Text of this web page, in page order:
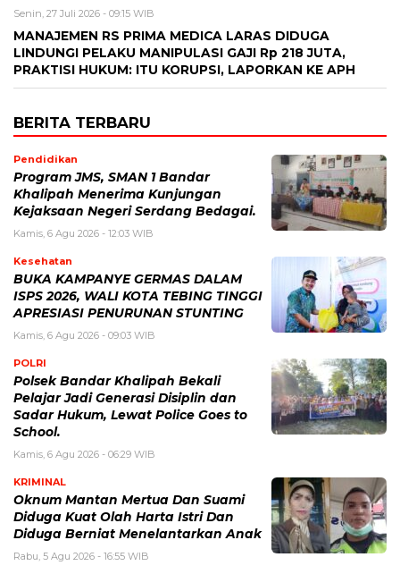
Senin, 27 Juli 2026 - 09:15 WIB
MANAJEMEN RS PRIMA MEDICA LARAS DIDUGA
LINDUNGI PELAKU MANIPULASI GAJI Rp 218 JUTA,
PRAKTISI HUKUM: ITU KORUPSI, LAPORKAN KE APH
BERITA TERBARU
Pendidikan
Program JMS, SMAN 1 Bandar
Khalipah Menerima Kunjungan
Kejaksaan Negeri Serdang Bedagai.
Kamis, 6 Agu 2026 - 12:03 WIB
Kesehatan
BUKA KAMPANYE GERMAS DALAM
ISPS 2026, WALI KOTA TEBING TINGGI
APRESIASI PENURUNAN STUNTING
Kamis, 6 Agu 2026 - 09:03 WIB
POLRI
Polsek Bandar Khalipah Bekali
Pelajar Jadi Generasi Disiplin dan
Sadar Hukum, Lewat Police Goes to
School.
Kamis, 6 Agu 2026 - 06:29 WIB
KRIMINAL
Oknum Mantan Mertua Dan Suami
Diduga Kuat Olah Harta Istri Dan
Diduga Berniat Menelantarkan Anak
Rabu, 5 Agu 2026 - 16:55 WIB